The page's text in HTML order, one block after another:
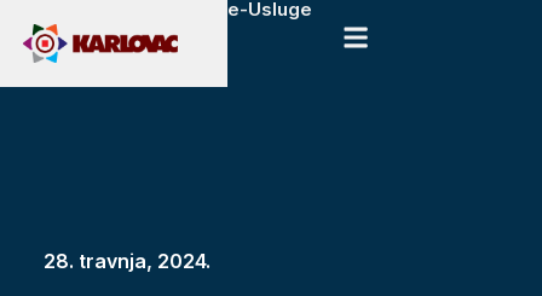
e-Usluge
28. travnja, 2024.